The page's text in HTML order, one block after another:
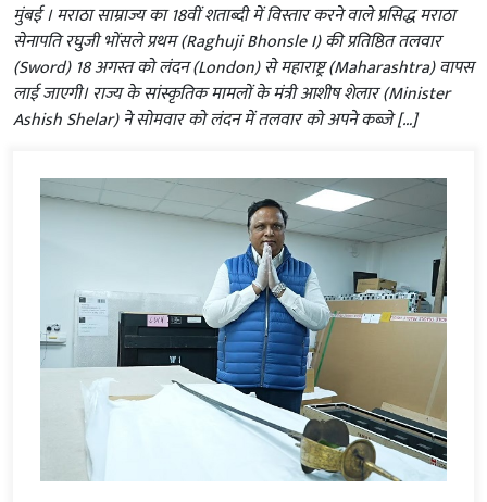
मुंबई । मराठा साम्राज्य का 18वीं शताब्दी में विस्तार करने वाले प्रसिद्ध मराठा
सेनापति रघुजी भोंसले प्रथम (Raghuji Bhonsle I) की प्रतिष्ठित तलवार
(Sword) 18 अगस्त को लंदन (London) से महाराष्ट्र (Maharashtra) वापस
लाई जाएगी। राज्य के सांस्कृतिक मामलों के मंत्री आशीष शेलार (Minister
Ashish Shelar) ने सोमवार को लंदन में तलवार को अपने कब्जे […]